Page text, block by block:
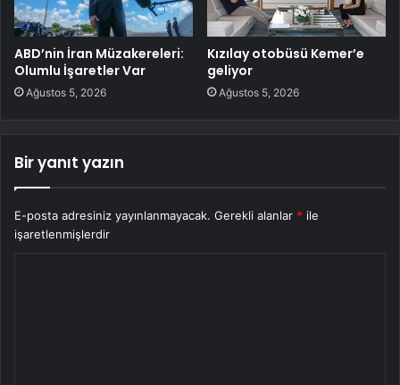
ABD’nin İran Müzakereleri:
Olumlu İşaretler Var
Ağustos 5, 2026
Kızılay otobüsü Kemer’e
geliyor
Ağustos 5, 2026
Bir yanıt yazın
E-posta adresiniz yayınlanmayacak. Gerekli alanlar * ile
işaretlenmişlerdir